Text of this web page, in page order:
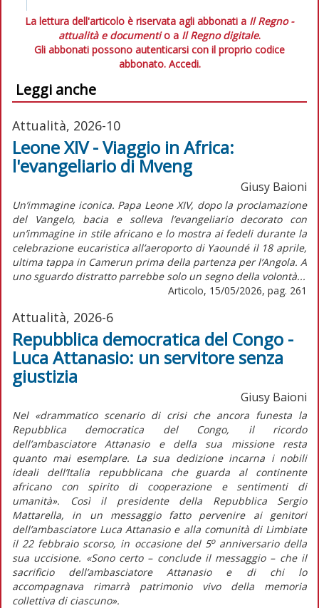
La lettura dell'articolo è riservata agli abbonati a Il Regno -
attualità e documentio a Il Regno digitale.
Gli abbonati possono autenticarsi con il proprio codice
abbonato. Accedi.
Leggi anche
Attualità, 2026-10
Leone XIV - Viaggio in Africa:
l'evangeliario di Mveng
Giusy Baioni
Un’immagine iconica. Papa Leone XIV, dopo la proclamazione
del Vangelo, bacia e solleva l’evangeliario decorato con
un’immagine in stile africano e lo mostra ai fedeli durante la
celebrazione eucaristica all’aeroporto di Yaoundé il 18 aprile,
ultima tappa in Camerun prima della partenza per l’Angola. A
uno sguardo distratto parrebbe solo un segno della volontà...
Articolo, 15/05/2026, pag. 261
Attualità, 2026-6
Repubblica democratica del Congo -
Luca Attanasio: un servitore senza
giustizia
Giusy Baioni
Nel «drammatico scenario di crisi che ancora funesta la
Repubblica democratica del Congo, il ricordo
dell’ambasciatore Attanasio e della sua missione resta
quanto mai esemplare. La sua dedizione incarna i nobili
ideali dell’Italia repubblicana che guarda al continente
africano con spirito di cooperazione e sentimenti di
umanità». Così il presidente della Repubblica Sergio
Mattarella, in un messaggio fatto pervenire ai genitori
dell’ambasciatore Luca Attanasio e alla comunità di Limbiate
il 22 febbraio scorso, in occasione del 5oanniversario della
sua uccisione. «Sono certo – conclude il messaggio – che il
sacrificio dell’ambasciatore Attanasio e di chi lo
accompagnava rimarrà patrimonio vivo della memoria
collettiva di ciascuno».